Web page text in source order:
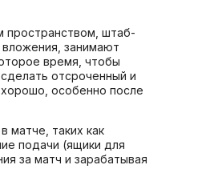
пространством, штаб-
занимают
время, чтобы
отсроченный и
особенно после
матче, таких как
подачи (ящики для
за матч и зарабатывая